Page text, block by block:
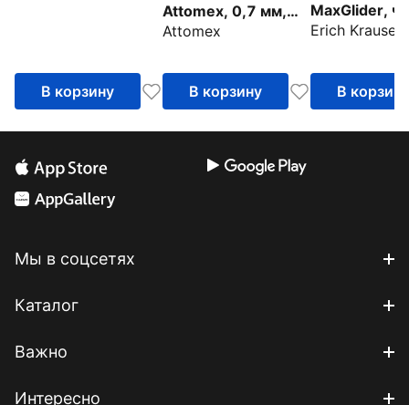
В корзину
Attomex, 0,7 мм,
черная
Attomex
В корзину
MaxGlider,
Erich Krause
В корзину
Мы в соцсетях
Каталог
Важно
Интересно